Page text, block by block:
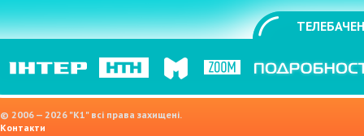
© 2006 — 2026 "K1" всі права захищені.
Контакти